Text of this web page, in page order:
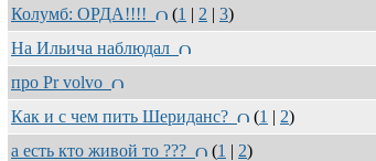
Колумб: ОРДА!!!!
(1 | 2 | 3)
На Ильича наблюдал
про Pr volvo
Как и с чем пить Шериданс?
(1 | 2)
а есть кто живой то ???
(1 | 2)